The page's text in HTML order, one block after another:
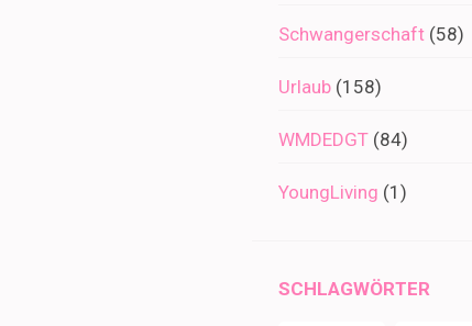
Schwangerschaft (58)
Urlaub (158)
WMDEDGT (84)
YoungLiving (1)
SCHLAGWÖRTER